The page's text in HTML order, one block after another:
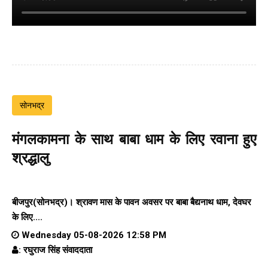
सोनभद्र
मंगलकामना के साथ बाबा धाम के लिए रवाना हुए
श्रद्धालु
बीजपुर(सोनभद्र)। श्रावण मास के पावन अवसर पर बाबा बैद्यनाथ धाम, देवघर
के लिए....
Wednesday 05-08-2026 12:58 PM
: रघुराज सिंह संवाददाता